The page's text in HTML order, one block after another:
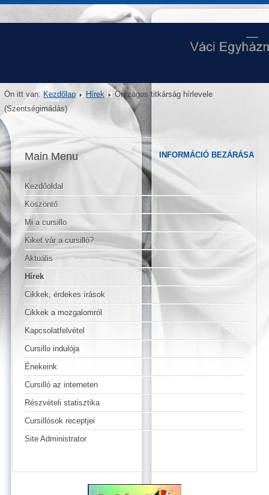
Ön itt van: Kezdőlap Hírek
Országos titkárság hírlevele
(Szentségimádás)
Main Menu
Kezdőoldal
Köszöntő
Mi a cursillo
Kiket vár a cursilló?
Aktuális
Hírek
Cikkek, érdekes írások
Cikkek a mozgalomról
Kapcsolatfelvétel
Cursillo indulója
Énekeink
Cursilló az interneten
Részvételi statisztika
Cursillósok receptjei
Site Administrator
INFORMÁCIÓ BEZÁRÁSA